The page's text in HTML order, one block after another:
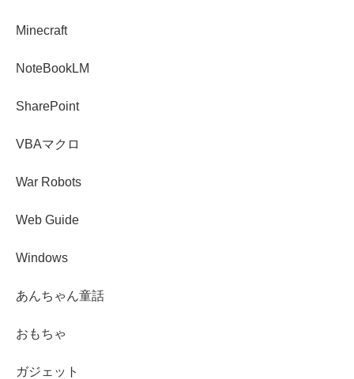
Minecraft
NoteBookLM
SharePoint
VBAマクロ
War Robots
Web Guide
Windows
あんちゃん童話
おもちゃ
ガジェット